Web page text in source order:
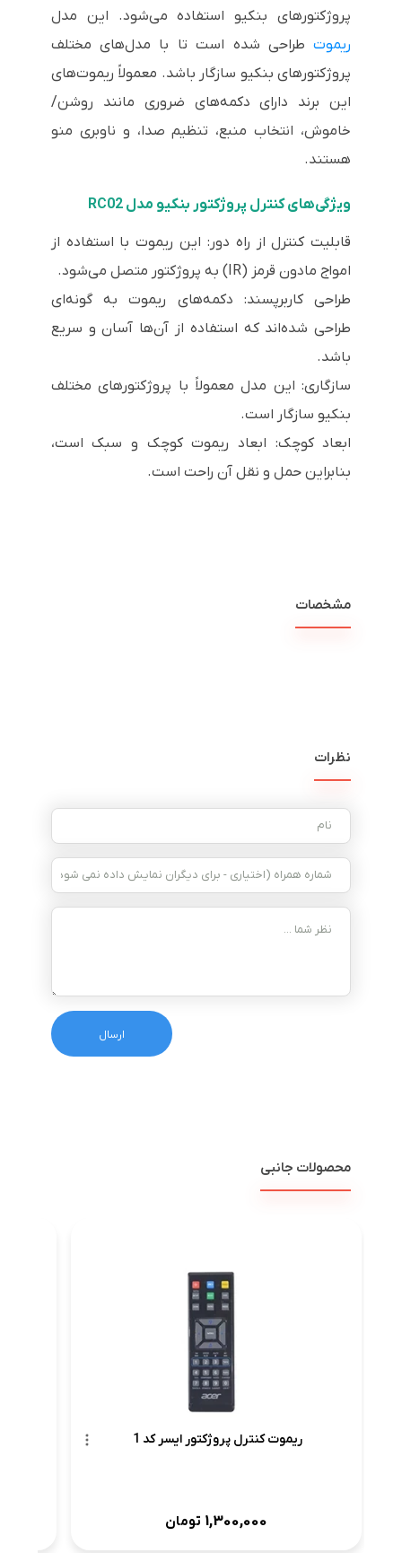
پروژکتورهای بنکیو استفاده می‌شود. این مدل
ریموت طراحی شده است تا با مدل‌های مختلف
پروژکتورهای بنکیو سازگار باشد. معمولاً ریموت‌های
این برند دارای دکمه‌های ضروری مانند روشن/
خاموش، انتخاب منبع، تنظیم صدا، و ناوبری منو
هستند.
ویژگی‌های کنترل پروژکتور بنکیو مدل RC02
قابلیت کنترل از راه دور: این ریموت با استفاده از
امواج مادون قرمز (IR) به پروژکتور متصل می‌شود.
طراحی کاربرپسند: دکمه‌های ریموت به گونه‌ای
طراحی شده‌اند که استفاده از آن‌ها آسان و سریع
باشد.
سازگاری: این مدل معمولاً با پروژکتورهای مختلف
بنکیو سازگار است.
ابعاد کوچک: ابعاد ریموت کوچک و سبک است،
بنابراین حمل و نقل آن راحت است.
مشخصات
نظرات
محصولات جانبی
ریموت کنترل پروژکتور ایسر کد 1
1,300,000 تومان